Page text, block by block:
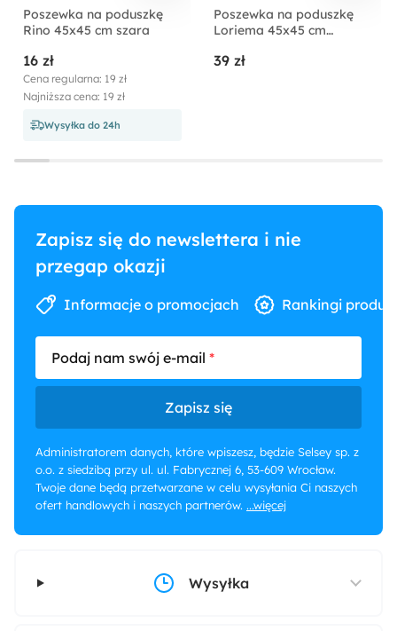
Poszewka na poduszkę
Rino 45x45 cm szara
16 zł
Cena regularna: 19 zł
Najniższa cena: 19 zł
Wysyłka do 24h
Poszewka na poduszkę
Loriema 45x45 cm
39 zł
Zapisz się do newslettera i nie
przegap okazji
Informacje o promocjach Rankingi
Podaj nam swój e-mail
Zapisz się
Administratorem danych, które wpiszesz, będzie Selsey sp. z
o.o. z siedzibą przy ul. ul. Fabrycznej 6, 53-609 Wrocław.
Twoje dane będą przetwarzane w celu wysyłania Ci naszych
ofert handlowych i naszych partnerów. ...więcej
Wysyłka